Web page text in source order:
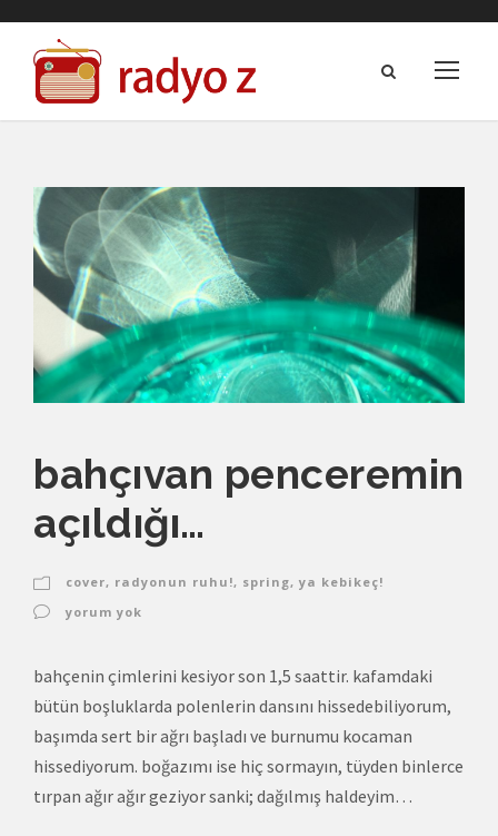
bahçıvan penceremin
açıldığı…
cover, radyonun ruhu!, spring, ya kebikeç!
yorum yok
bahçenin çimlerini kesiyor son 1,5 saattir. kafamdaki
bütün boşluklarda polenlerin dansını hissedebiliyorum,
başımda sert bir ağrı başladı ve burnumu kocaman
hissediyorum. boğazımı ise hiç sormayın, tüyden binlerce
tırpan ağır ağır geziyor sanki; dağılmış haldeyim…